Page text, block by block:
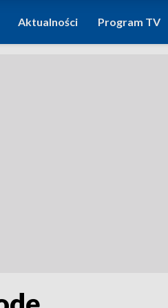
Aktualności Program TV